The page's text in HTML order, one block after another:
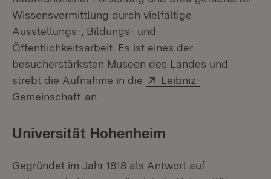
Wissensvermittlung durch vielfältige
Ausstellungs-, Bildungs- und
Öffentlichkeitsarbeit. Es ist eines der
besucherstärksten Museen des Landes und
strebt die Aufnahme in die
Extern:
Leibniz-
Gemeinschaft (Öffnet in neuem Fenster)
an.
Universität Hohenheim
Gegründet im Jahr 1818 als Antwort auf